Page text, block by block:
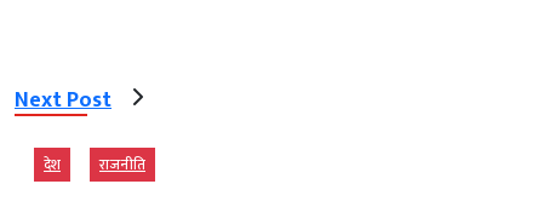
Next Post
देश राजनीति